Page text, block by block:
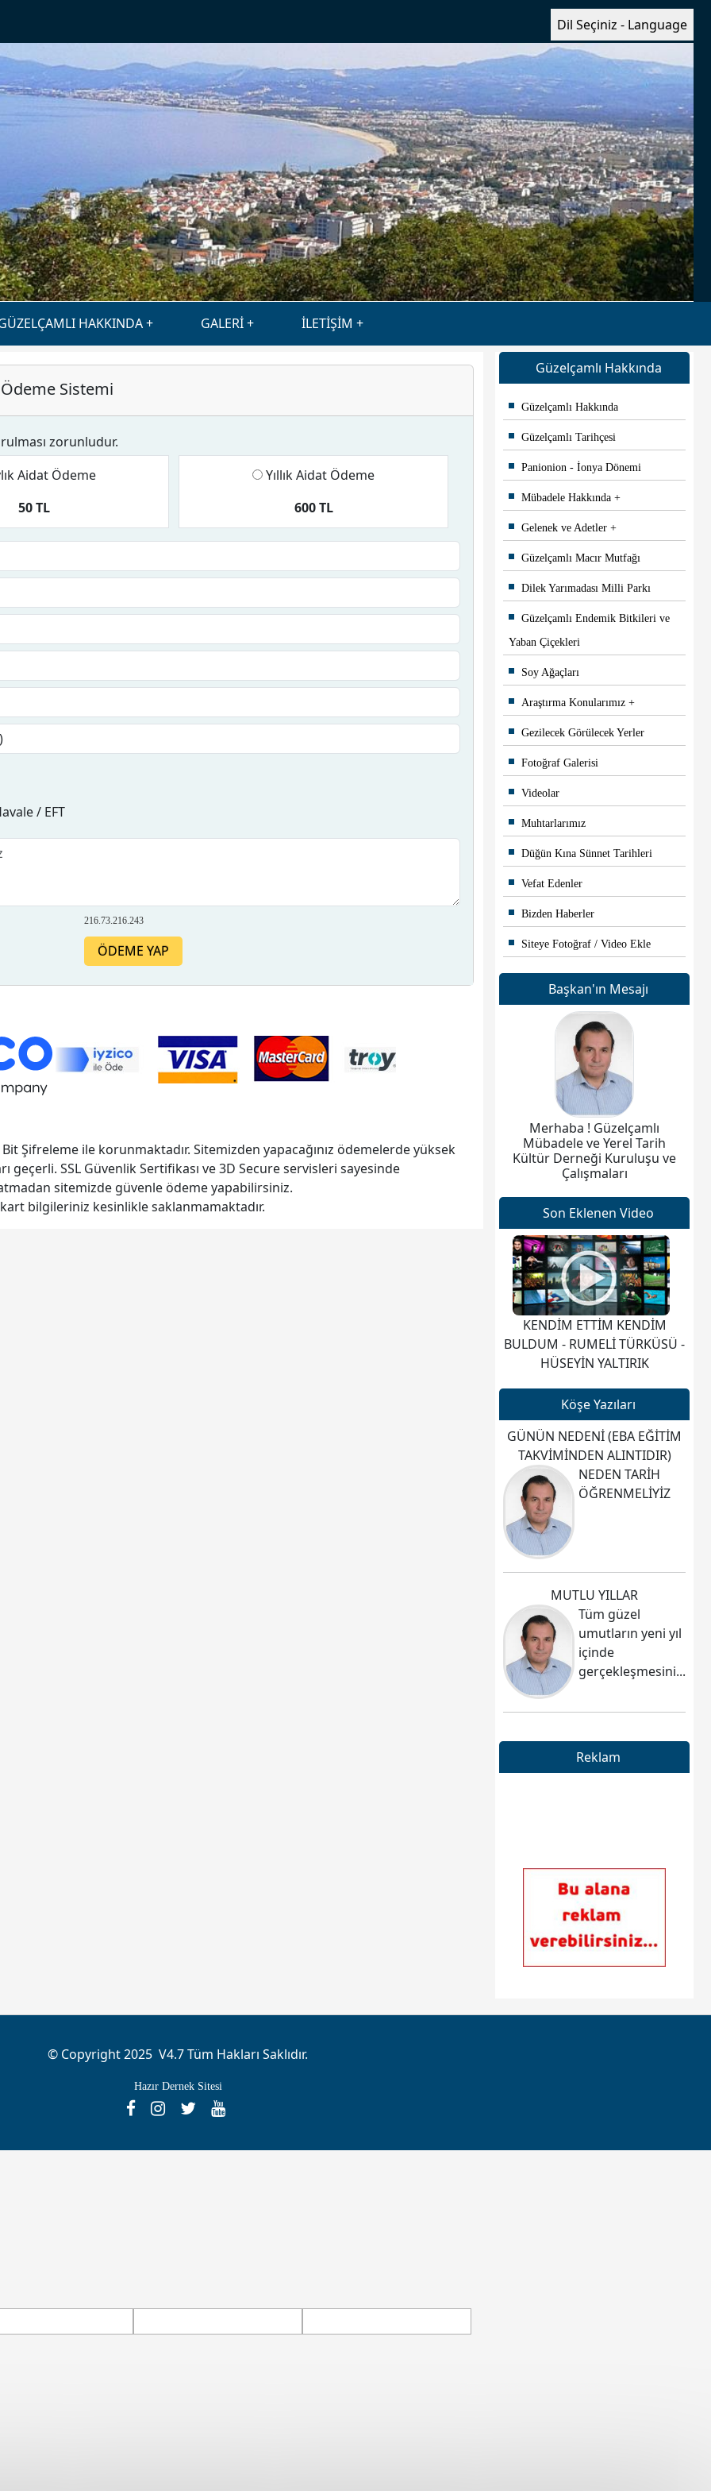
Dil Seçiniz - Language
HAKKINDA GALERİ İLETİŞİM
Sistemi
zorunludur.
Aidat Ödeme
50 TL
Yıllık Aidat Ödeme
600 TL
/ EFT
216.73.216.243
ÖDEME YAP
Bit Şifreleme ile korunmaktadır. Sitemizden yapacağınız ödemelerde yüksek
geçerli. SSL Güvenlik Sertifikası ve 3D Secure servisleri sayesinde
sitemizde güvenle ödeme yapabilirsiniz.
bilgileriniz kesinlikle saklanmamaktadır.
Güzelçamlı Hakkında
Güzelçamlı Hakkında
Güzelçamlı Tarihçesi
Panionion - İonya Dönemi
Mübadele Hakkında
Gelenek ve Adetler
Güzelçamlı Macır Mutfağı
Dilek Yarımadası Milli Parkı
Güzelçamlı Endemik Bitkileri ve
Yaban Çiçekleri
Soy Ağaçları
Araştırma Konularımız
Gezilecek Görülecek Yerler
Fotoğraf Galerisi
Videolar
Muhtarlarımız
Düğün Kına Sünnet Tarihleri
Vefat Edenler
Bizden Haberler
Siteye Fotoğraf / Video Ekle
Başkan'ın Mesajı
Merhaba ! Güzelçamlı
Mübadele ve Yerel Tarih
Kültür Derneği Kuruluşu ve
Çalışmaları
Son Eklenen Video
KENDİM ETTİM KENDİM
BULDUM - RUMELİ TÜRKÜSÜ -
HÜSEYİN YALTIRIK
Köşe Yazıları
GÜNÜN NEDENİ (EBA EĞİTİM
TAKVİMİNDEN ALINTIDIR)
NEDEN TARİH
ÖĞRENMELİYİZ
MUTLU YILLAR
Tüm güzel
umutların yeni yıl
içinde
gerçekleşmesini...
Reklam
© Copyright 2025 V4.7 Tüm Hakları Saklıdır.
Hazır Dernek Sitesi